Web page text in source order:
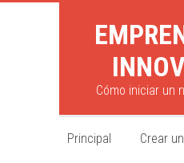
Cómo iniciar un
Principal Crear